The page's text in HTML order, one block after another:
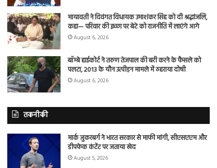
मायावती ने दिवंगत विधायक उमाशंकर सिंह को दी श्रद्धांजलि,
कहा— परिवार की इच्छा पर बेटे को राजनीति में लाएंगे आगे
August 6, 2026
बॉम्बे हाईकोर्ट ने तरुण तेजपाल की बरी करने के फैसले को
पलटा, 2013 के यौन उत्पीड़न मामले में ठहराया दोषी
August 6, 2026
तकनीकी
मार्क जुकरबर्ग ने भारत सरकार से माफी मांगी, सीएसएएम और
डीपफेक कंटेंट पर जताया खेद
August 5, 2026